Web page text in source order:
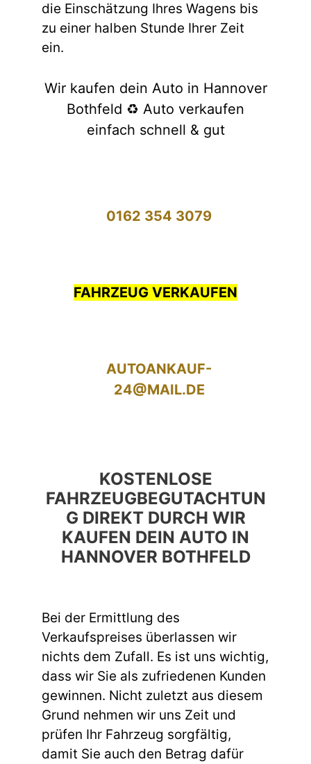
die Einschätzung Ihres Wagens bis
zu einer halben Stunde Ihrer Zeit
ein.
Wir kaufen dein Auto in Hannover
Bothfeld ♻️ Auto verkaufen
einfach schnell & gut
0162 354 3079
FAHRZEUG VERKAUFEN
AUTOANKAUF-
24@MAIL.DE
KOSTENLOSE
FAHRZEUGBEGUTACHTUN
G DIREKT DURCH WIR
KAUFEN DEIN AUTO IN
HANNOVER BOTHFELD
Bei der Ermittlung des
Verkaufspreises überlassen wir
nichts dem Zufall. Es ist uns wichtig,
dass wir Sie als zufriedenen Kunden
gewinnen. Nicht zuletzt aus diesem
Grund nehmen wir uns Zeit und
prüfen Ihr Fahrzeug sorgfältig,
damit Sie auch den Betrag dafür